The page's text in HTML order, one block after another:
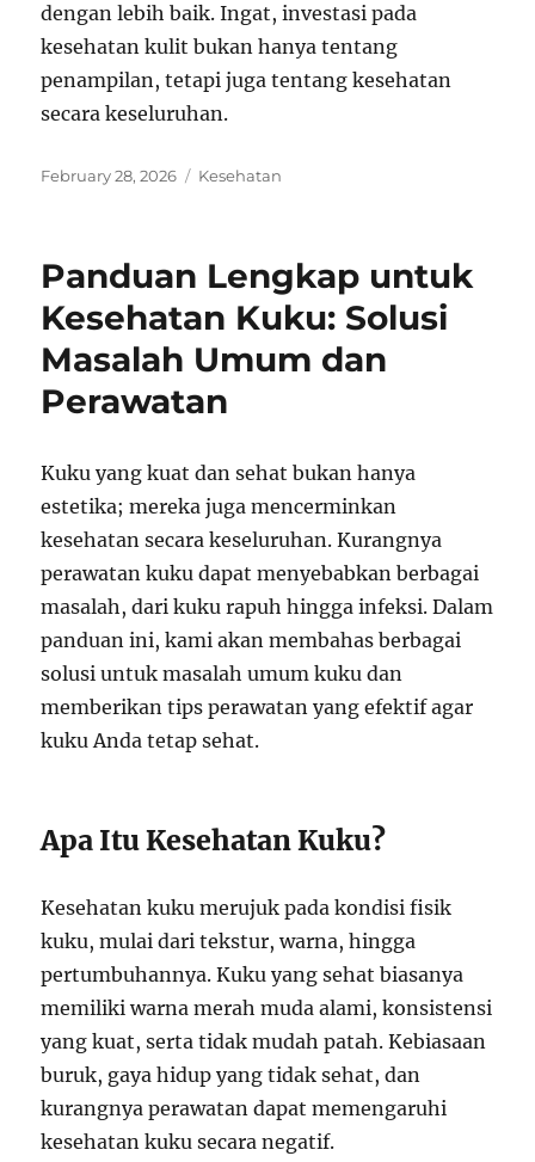
dengan lebih baik. Ingat, investasi pada
kesehatan kulit bukan hanya tentang
penampilan, tetapi juga tentang kesehatan
secara keseluruhan.
Posted
February 28, 2026 Categories
Kesehatan
Panduan Lengkap untuk
Kesehatan Kuku: Solusi
Masalah Umum dan
Perawatan
Kuku yang kuat dan sehat bukan hanya
estetika; mereka juga mencerminkan
kesehatan secara keseluruhan. Kurangnya
perawatan kuku dapat menyebabkan berbagai
masalah, dari kuku rapuh hingga infeksi. Dalam
panduan ini, kami akan membahas berbagai
solusi untuk masalah umum kuku dan
memberikan tips perawatan yang efektif agar
kuku Anda tetap sehat.
Apa Itu Kesehatan Kuku?
Kesehatan kuku merujuk pada kondisi fisik
kuku, mulai dari tekstur, warna, hingga
pertumbuhannya. Kuku yang sehat biasanya
memiliki warna merah muda alami, konsistensi
yang kuat, serta tidak mudah patah. Kebiasaan
buruk, gaya hidup yang tidak sehat, dan
kurangnya perawatan dapat memengaruhi
kesehatan kuku secara negatif.